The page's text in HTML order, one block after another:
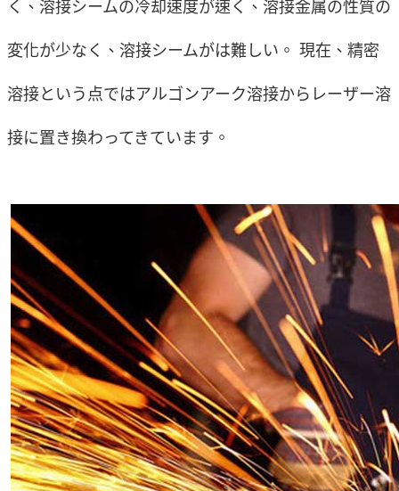
く、溶接シームの冷却速度が速く、溶接金属の性質の
変化が少なく、溶接シームがは難しい。 現在、精密
溶接という点ではアルゴンアーク溶接からレーザー溶
接に置き換わってきています。